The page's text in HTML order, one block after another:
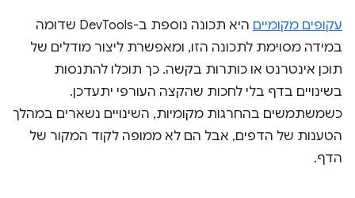
עקופים מקומיים
היא תכונה נוספת ב-DevTools שדומה
במידה מסוימת לתכונה הזו, ומאפשרת ליצור מודלים של
תוכן אינטרנט או כותרות בקשה. כך תוכלו להתנסות
בשינויים בדף בלי לחכות שהקצה העורפי יתעדכן.
כשמשתמשים בהחרגות מקומיות, השינויים נשארים במהלך
הטענות של הדפים, אבל הם לא ממופה לקוד המקור של
הדף.